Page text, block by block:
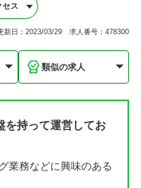
セス
新日：2023/03/29 求人番号：478300
類似の求人
を持って運営してお
業務などに興味のある